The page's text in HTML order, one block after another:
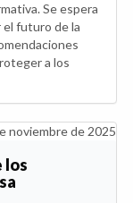
Se espera
el futuro de la
a los
noviembre de 2025
los